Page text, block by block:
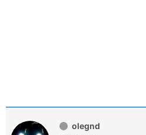
olegnd